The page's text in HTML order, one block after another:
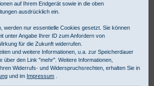
auf Ihrem Endgerät sowie in die oben
ausdrücklich ein.
werden nur essentielle Cookies gesetzt. Sie können
unter Angabe Ihrer ID zum Anfordern von
für die Zukunft widerrufen.
und weitere Informationen, u.a. zur Speicherdauer
über den Link "mehr". Weitere Informationen,
Widerrufs- und Widerspruchsrechten, erhalten Sie in
und im Impressum